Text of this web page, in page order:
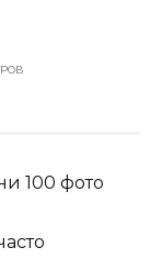
100 фото